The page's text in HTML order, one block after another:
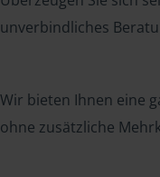
unverbindliches
Wir bieten Ihnen eine
ohne zusätzliche